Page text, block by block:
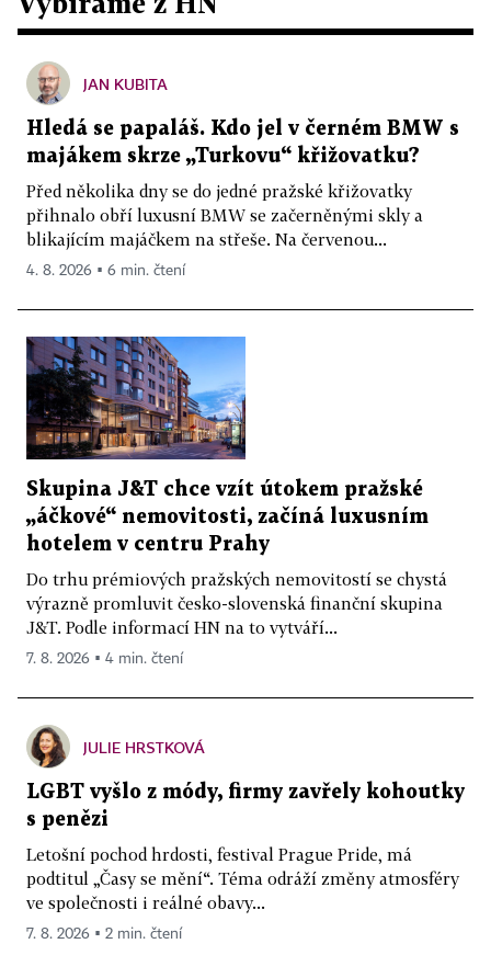
JAN KUBITA
Hledá se papaláš. Kdo jel v černém BMW s
majákem skrze „Turkovu“ křižovatku?
Před několika dny se do jedné pražské křižovatky
přihnalo obří luxusní BMW se začerněnými skly a
blikajícím majáčkem na střeše. Na červenou...
4. 8. 2026 ▪ 6 min. čtení
Skupina J&T chce vzít útokem pražské
„áčkové“ nemovitosti, začíná luxusním
hotelem v centru Prahy
Do trhu prémiových pražských nemovitostí se chystá
výrazně promluvit česko-slovenská finanční skupina
J&T. Podle informací HN na to vytváří...
7. 8. 2026 ▪ 4 min. čtení
JULIE HRSTKOVÁ
LGBT vyšlo z módy, firmy zavřely kohoutky
s penězi
Letošní pochod hrdosti, festival Prague Pride, má
podtitul „Časy se mění“. Téma odráží změny atmosféry
ve společnosti i reálné obavy...
7. 8. 2026 ▪ 2 min. čtení